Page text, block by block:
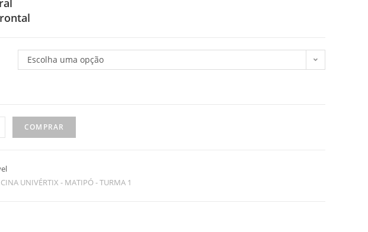
Escolha uma opção
COMPRAR
UNIVÉRTIX - MATIPÓ - TURMA 1